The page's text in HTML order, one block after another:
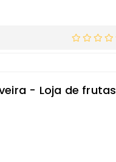
- Loja de frutas